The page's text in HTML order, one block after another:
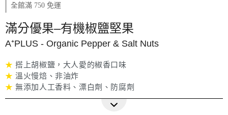
全館滿 750 免運
滿分優果–有機椒鹽堅果
A⁺PLUS - Organic Pepper & Salt Nuts
★ 搭上胡椒鹽，大人愛的椒香口味
★ 溫火慢焙、非油炸
★ 無添加人工香料、漂白劑、防腐劑
更多詳細介紹